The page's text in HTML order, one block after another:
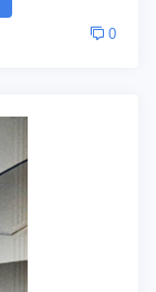
0